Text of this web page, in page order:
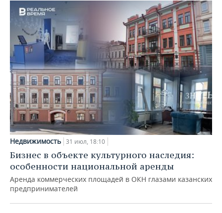
Недвижимость 31 июл, 18:10
Бизнес в объекте культурного наследия:
особенности национальной аренды
Аренда коммерческих площадей в ОКН глазами казанских
предпринимателей